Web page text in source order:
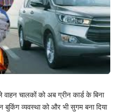
चालकों को अब ग्रीन कार्ड के बिना
बुकिंग व्यवस्था को और भी सुगम बना दिया